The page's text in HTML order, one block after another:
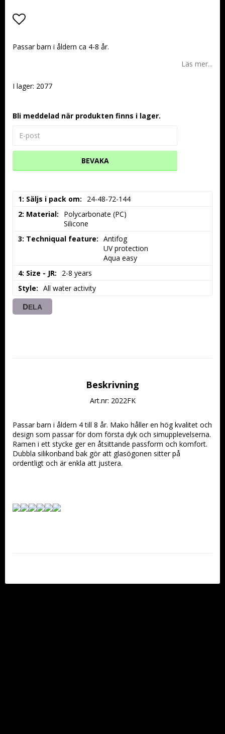
Lägg till i favoritlistan
Passar barn i åldern ca 4-8 år.
Läs mer...
I lager: 2077
Bli meddelad när produkten finns i lager.
BEVAKA
1: Säljs i pack om
24-48-72-144
2: Material
Polycarbonate (PC)
Silicone
3: Techniqual feature
Antifog
UV protection
Aqua easy
4: Size - JR
2-8 years
Style
All water activity
DELA
Beskrivning
Art.nr: 2022FK
Passar barn i åldern 4 till 8 år. Mako håller en hög kvalitet och
design som passar för dom första dyk och simupplevelserna.
Ramen i ett stycke ger en åtsittande passform och komfort.
Dubbla silikonband bak gör att glasögonen sitter på
ordentligt och är enkla att justera.